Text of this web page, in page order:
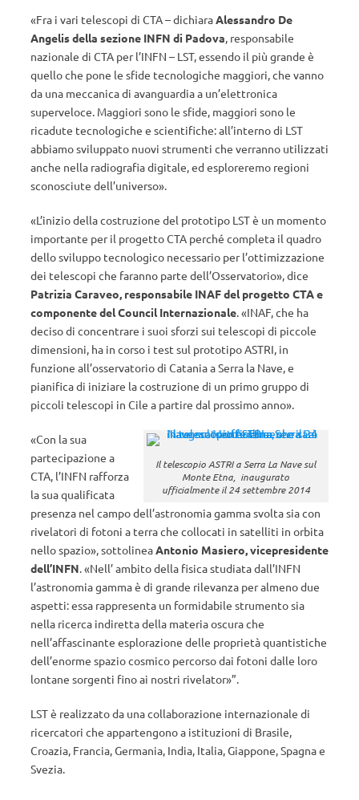
«Fra i vari telescopi di CTA – dichiaraAlessandro De
Angelis della sezione INFN di Padova, responsabile
nazionale di CTA per l’INFN – LST, essendo il più grande è
quello che pone le sfide tecnologiche maggiori, che vanno
da una meccanica di avanguardia a un’elettronica
superveloce. Maggiori sono le sfide, maggiori sono le
ricadute tecnologiche e scientifiche: all’interno di LST
abbiamo sviluppato nuovi strumenti che verranno utilizzati
anche nella radiografia digitale, ed esploreremo regioni
sconosciute dell’universo».
«L’inizio della costruzione del prototipo LST è un momento
importante per il progetto CTA perché completa il quadro
dello sviluppo tecnologico necessario per l’ottimizzazione
dei telescopi che faranno parte dell’Osservatorio», dice
Patrizia Caraveo, responsabile INAF del progetto CTA e
componente del Council Internazionale. «INAF, che ha
deciso di concentrare i suoi sforzi sui telescopi di piccole
dimensioni, ha in corso i test sul prototipo ASTRI, in
funzione all’osservatorio di Catania a Serra la Nave, e
pianifica di iniziare la costruzione di un primo gruppo di
piccoli telescopi in Cile a partire dal prossimo anno».
Il telescopio ASTRI a Serra La Nave sul
Monte Etna, inaugurato
ufficialmente il 24 settembre 2014
«Con la sua
partecipazione a
CTA, l’INFN rafforza
la sua qualificata
presenza nel campo dell’astronomia gamma svolta sia con
rivelatori di fotoni a terra che collocati in satelliti in orbita
nello spazio», sottolineaAntonio Masiero, vicepresidente
dell’INFN. «Nell’ ambito della fisica studiata dall’INFN
l’astronomia gamma è di grande rilevanza per almeno due
aspetti: essa rappresenta un formidabile strumento sia
nella ricerca indiretta della materia oscura che
nell’affascinante esplorazione delle proprietà quantistiche
dell’enorme spazio cosmico percorso dai fotoni dalle loro
lontane sorgenti fino ai nostri rivelator»”.
LST è realizzato da una collaborazione internazionale di
ricercatori che appartengono a istituzioni di Brasile,
Croazia, Francia, Germania, India, Italia, Giappone, Spagna e
Svezia.